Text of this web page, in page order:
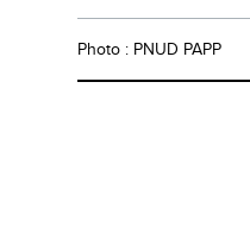
Photo : PNUD PAPP